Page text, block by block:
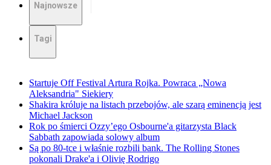
Najnowsze
Tagi
Startuje Off Festival Artura Rojka. Powraca „Nowa
Aleksandria" Siekiery
Shakira króluje na listach przebojów, ale szarą eminencją jest
Michael Jackson
Rok po śmierci Ozzy’ego Osbourne'a gitarzysta Black
Sabbath zapowiada solowy album
Są po 80-tce i właśnie rozbili bank. The Rolling Stones
pokonali Drake'a i Olivię Rodrigo